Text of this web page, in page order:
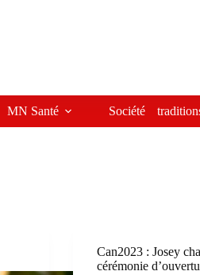
MN Santé Société
Can2023 : Josey
cérémonie